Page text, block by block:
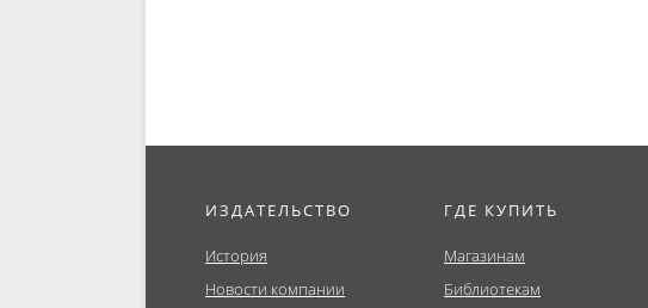
ИЗДАТЕЛЬСТВО
История
Новости компании
ГДЕ КУПИТЬ
Магазинам
Библиотекам